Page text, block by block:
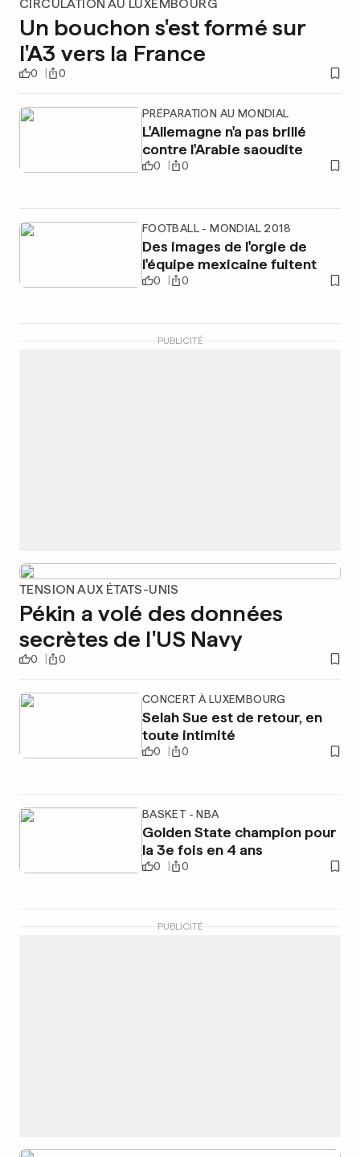
CIRCULATION AU LUXEMBOURG
Un bouchon s'est formé sur
l'A3 vers la France
0 0
PRÉPARATION AU MONDIAL
L'Allemagne n'a pas brillé
contre l'Arabie saoudite
0 0
FOOTBALL - MONDIAL 2018
Des images de l'orgie de
l'équipe mexicaine fuitent
0 0
PUBLICITÉ
TENSION AUX ÉTATS-UNIS
Pékin a volé des données
secrètes de l'US Navy
0 0
CONCERT À LUXEMBOURG
Selah Sue est de retour, en
toute intimité
0 0
BASKET - NBA
Golden State champion pour
la 3e fois en 4 ans
0 0
PUBLICITÉ